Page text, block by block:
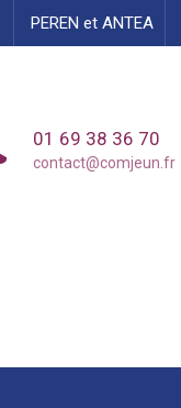
PEREN et ANTEA
01 69 38 36 70
contact@comjeun.fr